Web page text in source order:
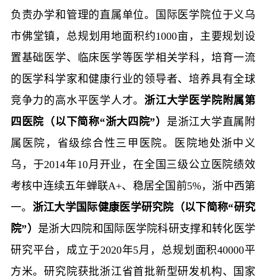
负责办学和管理的直属单位。国际医学院位于义乌
市佛堂镇，总规划用地面积约1000亩，主要规划设
置基础医学、临床医学等医学相关学科，培育一流
的医学科学家和健康行业的领导者、培养具有全球
竞争力的高水平医学人才。浙江大学医学院附属第
四医院（以下简称“浙大四院”） 是浙江大学直属附
属医院，省级综合性三甲医院。医院地处浙中义
乌，于2014年10月开业，在全国三级公立医院绩效
考核中连续五年蝉联A+、稳居全国前5%，浙中西第
一。 浙江大学国际健康医学研究院（以下简称“研究
院”） 是浙大四院和国际医学院科研支撑和转化医学
研究平台，成立于2020年5月，总规划面积40000平
方米。研究院获批浙江省首批新型研发机构、国家